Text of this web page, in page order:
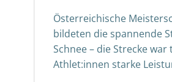
Österreichische
bildeten die spannende
Schnee – die Strecke
Athlet:innen starke